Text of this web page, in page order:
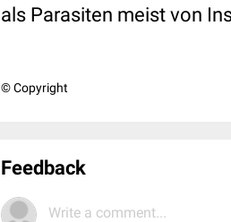
als Parasiten meist von
© Copyright
Feedback
Write a comment...